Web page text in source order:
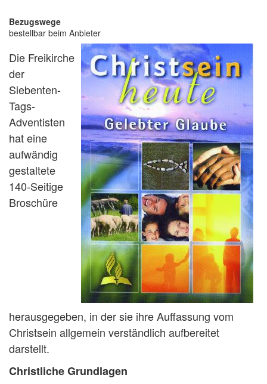
Bezugswege
bestellbar beim Anbieter
Die Freikirche
der
Siebenten-
Tags-
Adventisten
hat eine
aufwändig
gestaltete
140-Seitige
Broschüre
herausgegeben, in der sie ihre Auffassung vom
Christsein allgemein verständlich aufbereitet
darstellt.
Christliche Grundlagen